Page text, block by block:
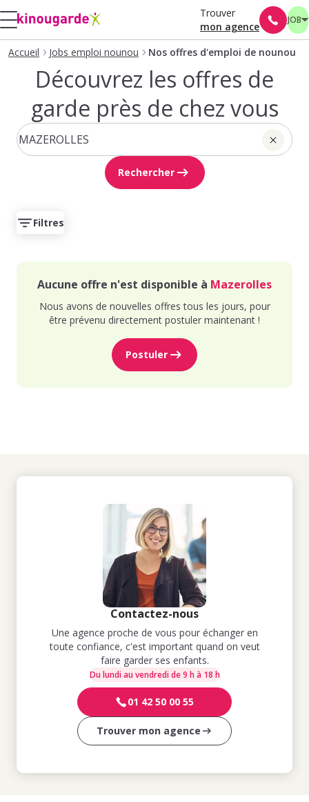
Trouver
mon agence
JOB
Accueil Jobs emploi nounou Nos offres d'emploi de nounou
Découvrez les offres de
garde près de chez vous
Rechercher
Filtres
Aucune offre n'est disponible à Mazerolles
Nous avons de nouvelles offres tous les jours, pour
être prévenu directement postuler maintenant !
Postuler
Contactez-nous
Une agence proche de vous pour échanger en
toute confiance, c'est important quand on veut
faire garder ses enfants.
Du lundi au vendredi de 9 h à 18 h
01 42 50 00 55
Trouver mon agence